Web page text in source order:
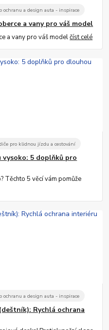
a design auta - inspirace
a vany pro váš model
a vany pro váš modelčíst celé
pro klidnou jízdu a cestování
vysoko: 5 doplňků pro
Těchto 5 věcí vám pomůže
a design auta - inspirace
Rychlá ochrana